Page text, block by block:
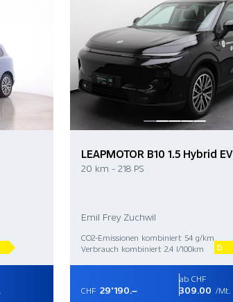
LEAPMOTOR B10 1.5 Hybrid EV
20 km - 218 PS
Emil Frey Zuchwil
CO2-Emissionen kombiniert 54 g/km
Verbrauch kombiniert 2.4 l/100km
D
CHF 29'190.–
ab CHF
309.00 /Mt.